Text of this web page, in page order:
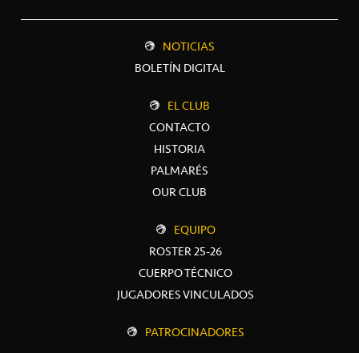
NOTICIAS
BOLETÍN DIGITAL
EL CLUB
CONTACTO
HISTORIA
PALMARÉS
OUR CLUB
EQUIPO
ROSTER 25-26
CUERPO TÉCNICO
JUGADORES VINCULADOS
PATROCINADORES